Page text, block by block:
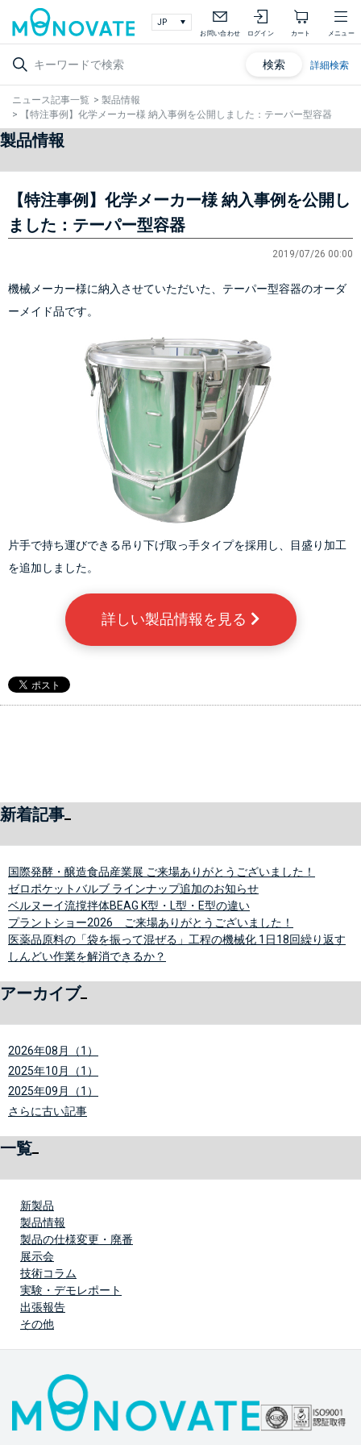
お問い合わせ ログイン カート メニュー
検索 詳細検索
ニュース記事一覧 > 製品情報
>
【特注事例】化学メーカー様 納入事例を公開しました：テーパー型容器
製品情報
【特注事例】化学メーカー様 納入事例を公開し
ました：テーパー型容器
2019/07/26 00:00
機械メーカー様に納入させていただいた、テーパー型容器のオーダ
ーメイド品です。
片手で持ち運びできる吊り下げ取っ手タイプを採用し、目盛り加工
を追加しました。
詳しい製品情報を見る
新着記事
国際発酵・醸造食品産業展 ご来場ありがとうございました！
ゼロポケットバルブ ラインナップ追加のお知らせ
ベルヌーイ流撹拌体BEAG K型・L型・E型の違い
プラントショー2026 ご来場ありがとうございました！
医薬品原料の「袋を振って混ぜる」工程の機械化 1日18回繰り返す
しんどい作業を解消できるか？
アーカイブ
2026年08月（1）
2025年10月（1）
2025年09月（1）
さらに古い記事
一覧
新製品
製品情報
製品の仕様変更・廃番
展示会
技術コラム
実験・デモレポート
出張報告
その他